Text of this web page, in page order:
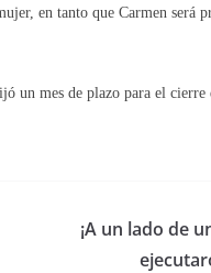
en tanto que Carmen será
un mes de plazo para el cierre
¡A un lado de